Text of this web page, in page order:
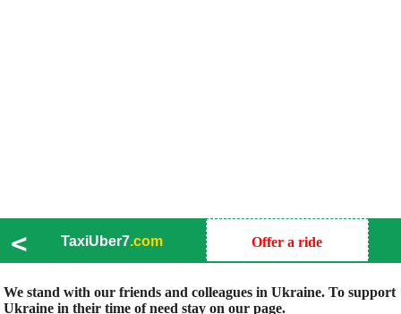
< TaxiUber7.com Offer a ride
We stand with our friends and colleagues in Ukraine. To support
Ukraine in their time of need stay on our page.